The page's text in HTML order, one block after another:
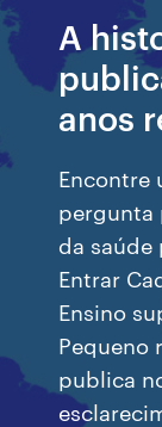
A
anos
Encontre
pergunta
da saúde
Entrar
Ensino
Pequeno
publica